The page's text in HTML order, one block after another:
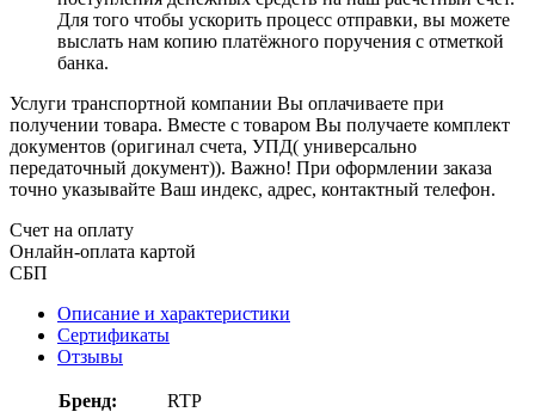
Для того чтобы ускорить процесс отправки, вы можете
выслать нам копию платёжного поручения с отметкой
банка.
Услуги транспортной компании Вы оплачиваете при
получении товара. Вместе с товаром Вы получаете комплект
документов (оригинал счета, УПД( универсально
передаточный документ)). Важно! При оформлении заказа
точно указывайте Ваш индекс, адрес, контактный телефон.
Счет на оплату
Онлайн-оплата картой
СБП
Описание и характеристики
Сертификаты
Отзывы
Бренд:
RTP